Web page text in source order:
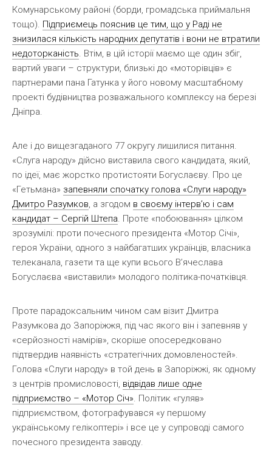
Комунарському районі (борди, громадська приймальня
тощо). Підприємець пояснив це тим, що у Раді не
знизилася кількість народних депутатів і вони не втратили
недоторканість. Втім, в цій історії маємо ще один збіг,
вартий уваги – структури, близькі до «моторівців» є
партнерами пана Гатунка у його новому масштабному
проекті будівництва розважального комплексу на березі
Дніпра.
Але і до вищезгаданого 77 округу лишилися питання.
«Слуга народу» дійсно виставила свого кандидата, який,
по ідеї, має жорстко протистояти Богуслаєву. Про це
«Гетьмана» запевняли спочатку голова «Слуги народу»
Дмитро Разумков, а згодом в своєму інтерв’ю і сам
кандидат – Сергій Штепа. Проте «побоювання» цілком
зрозумілі: проти почесного президента «Мотор Січі»,
героя України, одного з найбагатших українців, власника
телеканала, газети та ще купи всього В’ячеслава
Богуслаєва «виставили» молодого політика-початківця.
Проте парадоксальним чином сам візит Дмитра
Разумкова до Запоріжжя, під час якого він і запевняв у
«серйозності намірів», скоріше опосередковано
підтвердив наявність «стратегічних домовленостей».
Голова «Слуги народу» в той день в Запоріжжі, як одному
з центрів промисловості, відвідав лише одне
підприємство – «Мотор Січ». Політик «гуляв»
підприємством, фотографувався «у першому
українському гелікоптері» і все це у супроводі самого
почесного президента заводу.